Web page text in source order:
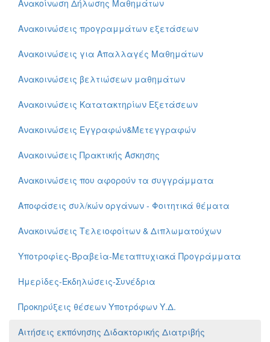
Ανακοίνωση Δήλωσης Μαθημάτων
Ανακοινώσεις προγραμμάτων εξετάσεων
Ανακοινώσεις για Απαλλαγές Μαθημάτων
Ανακοινώσεις βελτιώσεων μαθημάτων
Ανακοινώσεις Κατατακτηρίων Εξετάσεων
Ανακοινώσεις Εγγραφών&Μετεγγραφών
Ανακοινώσεις Πρακτικής Άσκησης
Ανακοινώσεις που αφορούν τα συγγράμματα
Αποφάσεις συλ/κών οργάνων - Φοιτητικά θέματα
Ανακοινώσεις Τελειοφοίτων & Διπλωματούχων
Υποτροφίες-Βραβεία-Μεταπτυχιακά Προγράμματα
Ημερίδες-Εκδηλώσεις-Συνέδρια
Προκηρύξεις θέσεων Υποτρόφων Υ.Δ.
Αιτήσεις εκπόνησης Διδακτορικής Διατριβής